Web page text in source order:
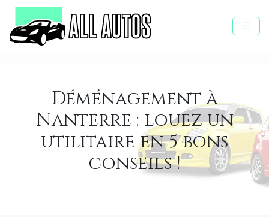
Déménagement à
Nanterre : louez un
utilitaire en 5 bons
conseils !